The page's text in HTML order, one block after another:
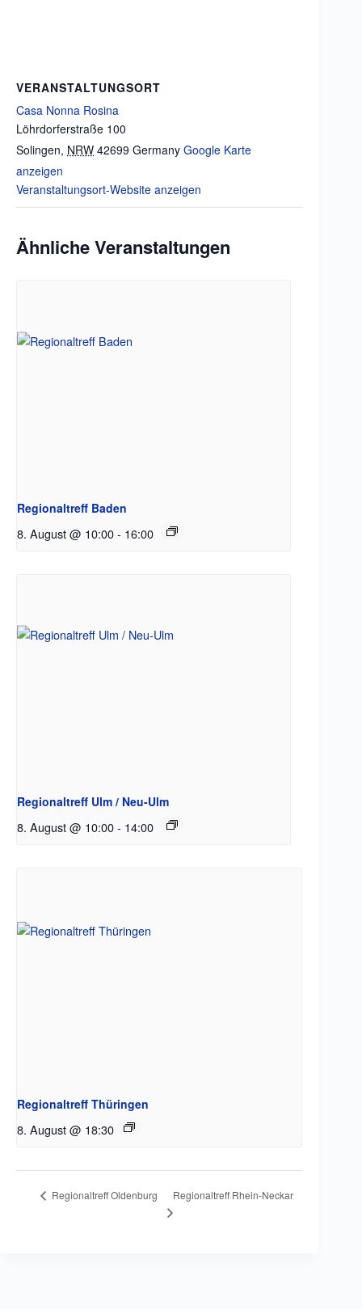
VERANSTALTUNGSORT
Casa Nonna Rosina
Löhrdorferstraße 100
Solingen, NRW 42699 Germany Google Karte
anzeigen
Veranstaltungsort-Website anzeigen
Ähnliche Veranstaltungen
Regionaltreff Baden
8. August @ 10:00- 16:00
Regionaltreff Ulm / Neu-Ulm
8. August @ 10:00- 14:00
Regionaltreff Thüringen
8. August @ 18:30
Regionaltreff Oldenburg Regionaltreff Rhein-Neckar